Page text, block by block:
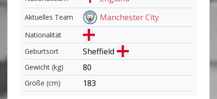
Aktuelles Team Manchester City
Nationalität
Geburtsort
Sheffield
Gewicht (kg) 80
Größe (cm) 183